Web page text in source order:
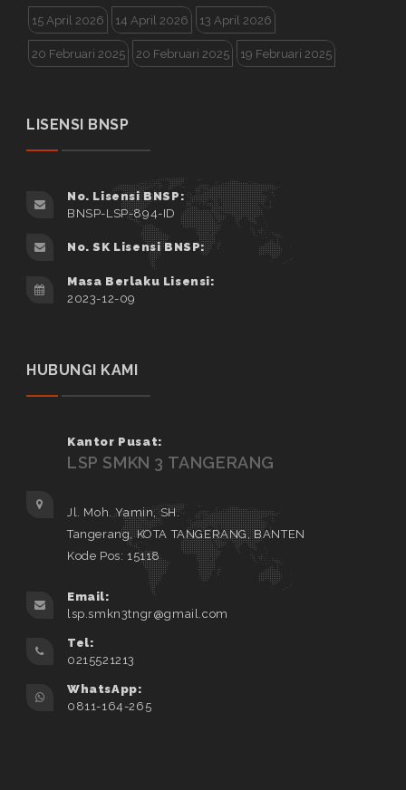
15 April 2026 14 April 2026 13 April 2026
20 Februari 2025 20 Februari 2025 19 Februari 2025
LISENSI BNSP
No. Lisensi BNSP:
BNSP-LSP-894-ID
No. SK Lisensi BNSP:
Masa Berlaku Lisensi:
2023-12-09
HUBUNGI KAMI
Kantor Pusat:
LSP SMKN 3 TANGERANG
Jl. Moh. Yamin, SH.
Tangerang, KOTA TANGERANG, BANTEN
Kode Pos: 15118
Email:
lsp.smkn3tngr@gmail.com
Tel:
0215521213
WhatsApp:
0811-164-265